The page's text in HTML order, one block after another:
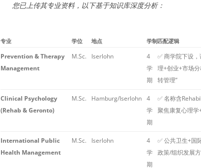
您已上传其专业资料，以下基于知识库深度分析：
专业 学位 地点 学制匹配逻辑
Prevention & Therapy
Management
M.Sc. Iserlohn
4
学
期
✅ 商学院下设
理+创业+市场
转管理”
Clinical Psychology
(Rehab & Geronto)
M.Sc. Hamburg/Iserlohn 4
学
期
✅ 名称含
聚焦康复心理学
International Public
Health Management
M.Sc. Iserlohn
4
学
期
✅ 公共卫生+国
政策/组织发展